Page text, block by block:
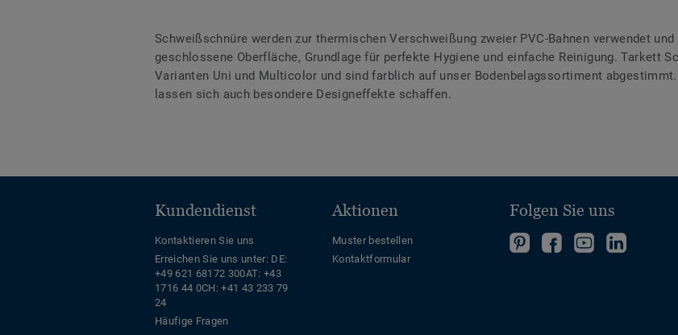
Schweißschnüre werden zur thermischen Verschweißung zweier PVC-Bahnen verwendet
geschlossene Oberfläche, Grundlage für perfekte Hygiene und einfache Reinigung. Tarkett
Varianten Uni und Multicolor und sind farblich auf unser Bodenbelagssortiment
lassen sich auch besondere Designeffekte schaffen.
Kundendienst
Kontaktieren Sie uns
Erreichen Sie uns unter: DE:
+49 621 68172 300AT: +43
1716 44 0CH: +41 43 233 79
24
Häufige Fragen
Aktionen
Muster bestellen
Kontaktformular
Folgen Sie uns
FolgenFolgenFolgeFolgen